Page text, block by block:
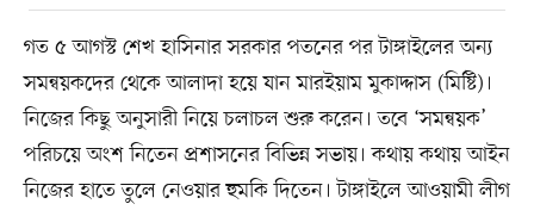
গত ৫ আগস্ট শেখ হাসিনার সরকার পতনের পর টাঙ্গাইলের অন্য
সমন্বয়কদের থেকে আলাদা হয়ে যান মারইয়াম মুকাদ্দাস (মিষ্টি)।
নিজের কিছু অনুসারী নিয়ে চলাচল শুরু করেন। তবে ‘সমন্বয়ক’
পরিচয়ে অংশ নিতেন প্রশাসনের বিভিন্ন সভায়। কথায় কথায় আইন
নিজের হাতে তুলে নেওয়ার হুমকি দিতেন। টাঙ্গাইলে আওয়ামী লীগ